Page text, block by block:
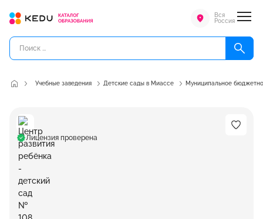
Вся
Россия
Учебные заведения Детские сады в Миассе Муниципальное
Лицензия проверена